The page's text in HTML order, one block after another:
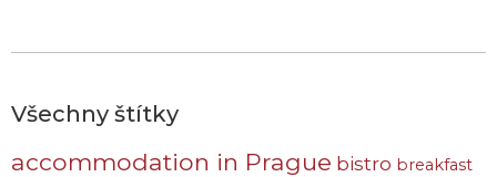
Všechny štítky
accommodation in Prague bistro breakfast